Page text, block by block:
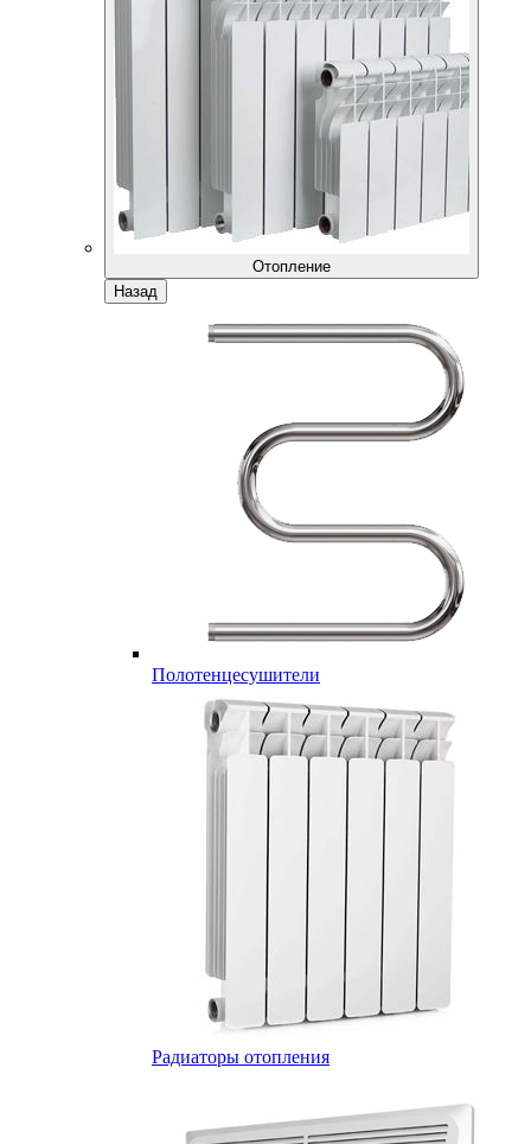
Отопление
Назад
Полотенцесушители
Радиаторы отопления